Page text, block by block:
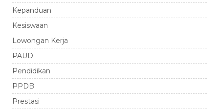
Kepanduan
Kesiswaan
Lowongan Kerja
PAUD
Pendidikan
PPDB
Prestasi